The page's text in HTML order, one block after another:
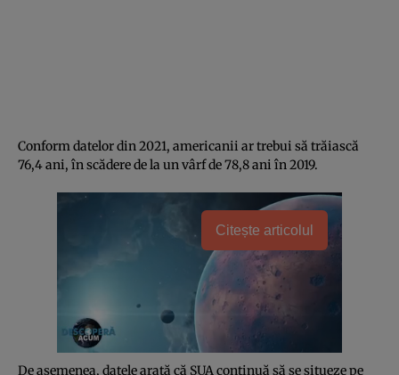
Conform datelor din 2021, americanii ar trebui să trăiască
76,4 ani, în scădere de la un vârf de 78,8 ani în 2019.
Citește articolul
De asemenea, datele arată că SUA continuă să se situeze pe